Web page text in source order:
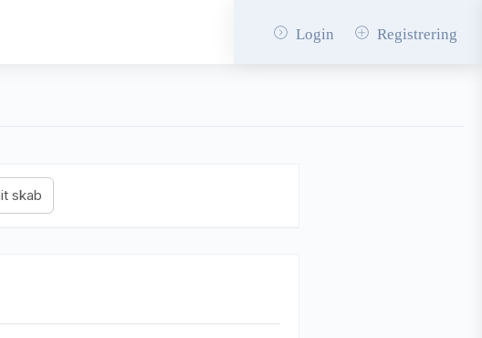
Login Registrering